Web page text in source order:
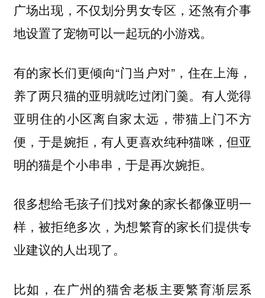
广场出现，不仅划分男女专区，还煞有介事
地设置了宠物可以一起玩的小游戏。
有的家长们更倾向“门当户对”，住在上海，
养了两只猫的亚明就吃过闭门羹。有人觉得
亚明住的小区离自家太远，带猫上门不方
便，于是婉拒，有人更喜欢纯种猫咪，但亚
明的猫是个小串串，于是再次婉拒。
很多想给毛孩子们找对象的家长都像亚明一
样，被拒绝多次，为想繁育的家长们提供专
业建议的人出现了。
比如，在广州的猫舍老板主要繁育渐层系